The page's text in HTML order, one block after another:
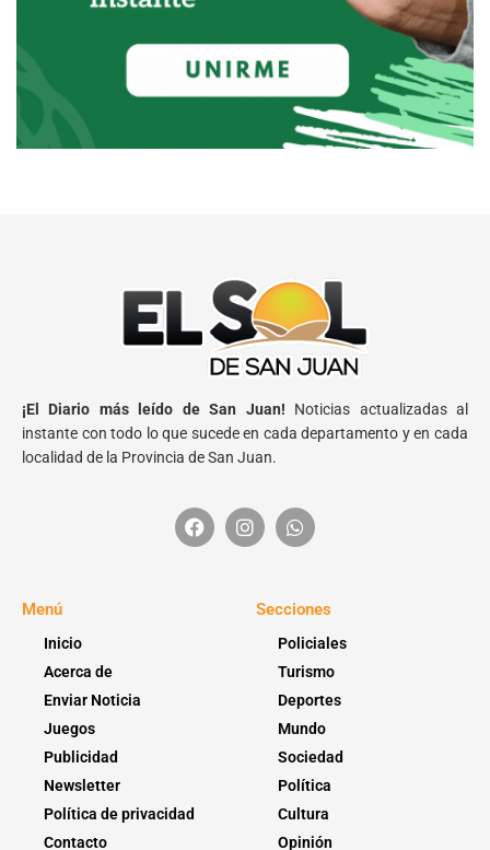
¡El Diario más leído de San Juan! Noticias actualizadas al
instante con todo lo que sucede en cada departamento y en cada
localidad de la Provincia de San Juan.
Menú
Inicio
Acerca de
Enviar Noticia
Juegos
Publicidad
Newsletter
Política de privacidad
Contacto
Secciones
Policiales
Turismo
Deportes
Mundo
Sociedad
Política
Cultura
Opinión